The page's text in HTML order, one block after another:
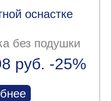
оснастке
без подушки
руб. -25%